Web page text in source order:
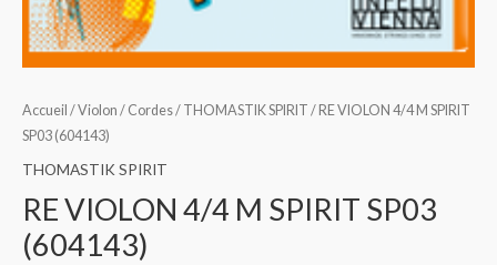
Accueil /Violon / Cordes/ THOMASTIK SPIRIT / RE VIOLON 4/4 M SPIRIT
SP03 (604143)
THOMASTIK SPIRIT
RE VIOLON 4/4 M SPIRIT SP03
(604143)